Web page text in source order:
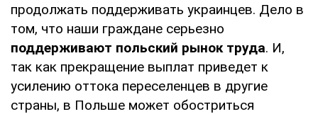
продолжать поддерживать украинцев. Дело в
том, что наши граждане серьезно
поддерживают польский рынок труда. И,
так как прекращение выплат приведет к
усилению оттока переселенцев в другие
страны, в Польше может обостриться